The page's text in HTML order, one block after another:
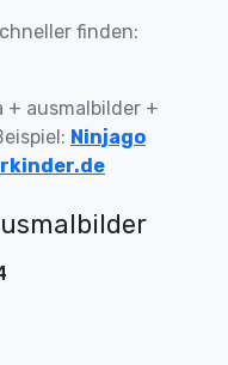
finden:
+ ausmalbilder +
Ninjago